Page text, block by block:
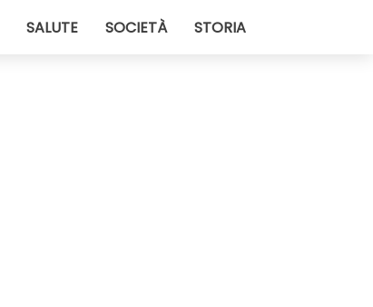
SALUTE SOCIETÀ STORIA